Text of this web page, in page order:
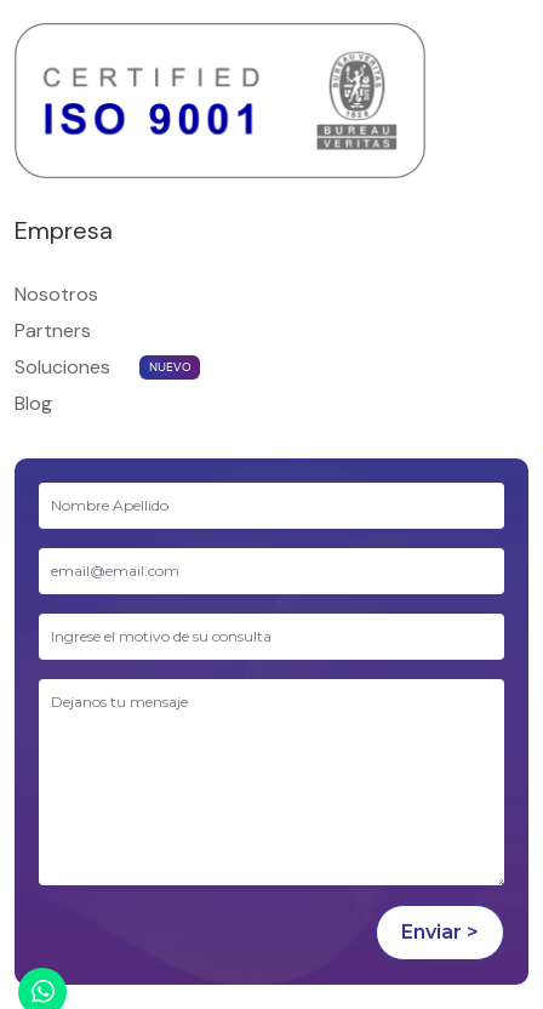
Empresa
Nosotros
Partners
Soluciones
NUEVO
Blog
¡Chatea con nosotros!